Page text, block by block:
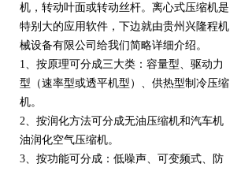
机，转动叶面或转动丝杆。离心式压缩机是
特别大的应用软件，下边就由贵州兴隆程机
械设备有限公司给我们简略详细介绍。
1、按原理可分成三大类：容量型、驱动力
型（速率型或透平机型）、供热型制冷压缩
机。
2、按润化方法可分成无油压缩机和汽车机
油润化空气压缩机。
3、按功能可分成：低噪声、可变频式、防